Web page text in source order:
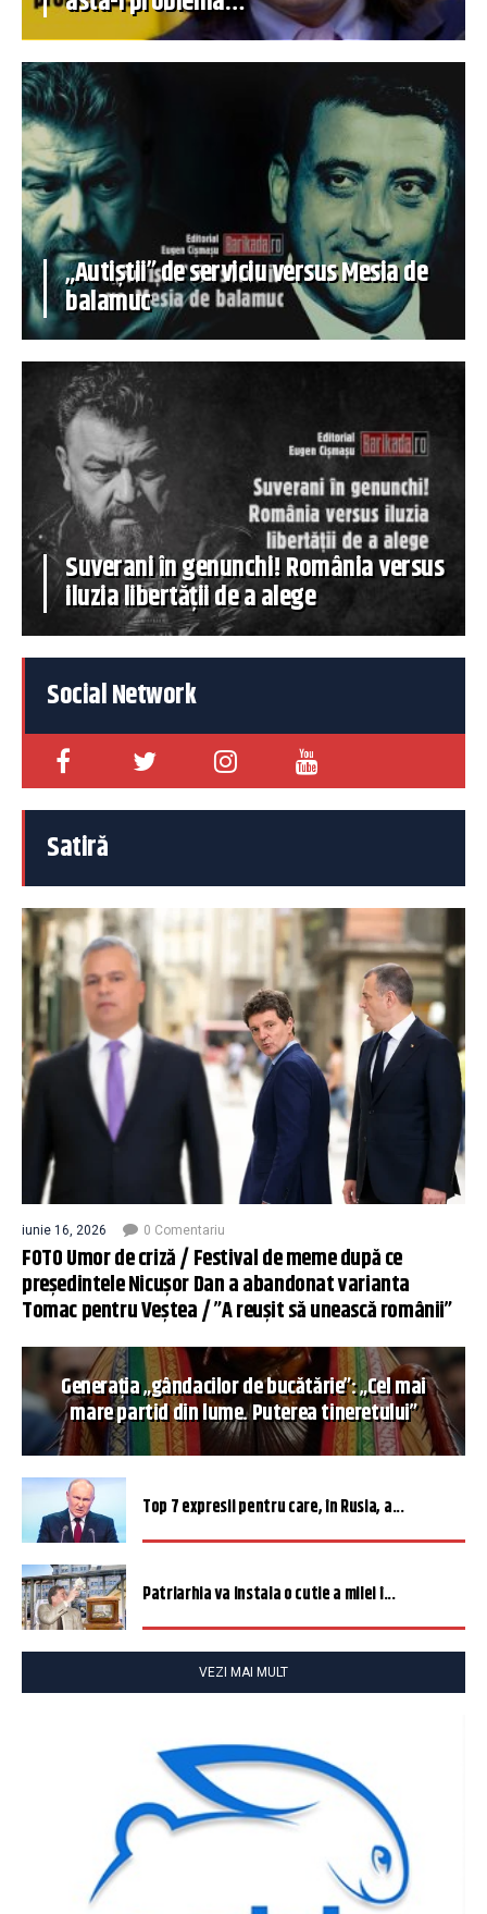
„Autiștii” de serviciu versus Mesia de
balamuc
Suverani în genunchi! România versus
iluzia libertății de a alege
Social Network
Satiră
iunie 16, 2026 0 Comentariu
FOTO Umor de criză / Festival de meme după ce
președintele Nicușor Dan a abandonat varianta
Tomac pentru Veștea / ”A reușit să unească românii”
Generația „gândacilor de bucătărie”: „Cel mai
mare partid din lume. Puterea tineretului”
Top 7 expresii pentru care, în Rusia, a...
Patriarhia va instala o cutie a milei î...
VEZI MAI MULT